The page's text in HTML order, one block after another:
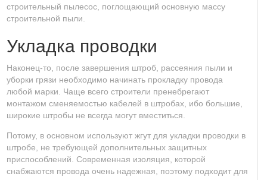
строительный пылесос, поглощающий основную массу
строительной пыли.
Укладка проводки
Наконец-то, после завершения штроб, рассеяния пыли и
уборки грязи необходимо начинать прокладку провода
любой марки. Чаще всего строители пренебрегают
монтажом сменяемостью кабелей в штробах, ибо большие,
широкие штробы не всегда могут вместиться.
Потому, в основном используют жгут для укладки проводки в
штробе, не требующей дополнительных защитных
приспособлений. Современная изоляция, которой
снабжаются провода очень надежная, поэтому подходит для